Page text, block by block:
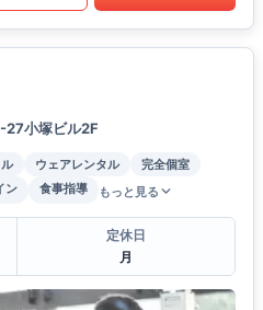
27小塚ビル2F
ウェアレンタル
完全個室
ン 食事指導 もっと見る
定休日
月